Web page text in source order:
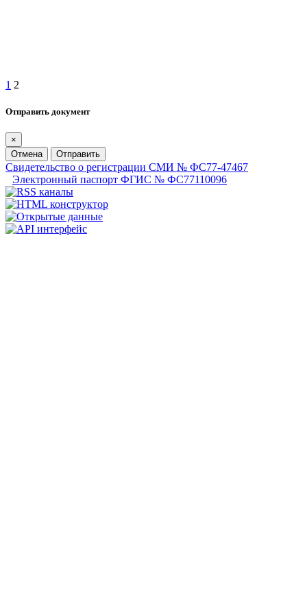
1 2
Отправить документ
×
Отмена
Отправить
Свидетельство о регистрации СМИ № ФС77-47467
Электронный паспорт ФГИС № ФС77110096